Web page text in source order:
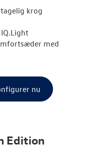
krog
med
nu
Edition